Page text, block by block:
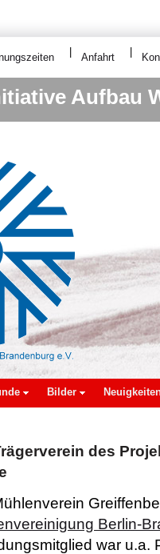
Anfahrt
Aufbau
Bilder
des
Berlin-
war u.a.